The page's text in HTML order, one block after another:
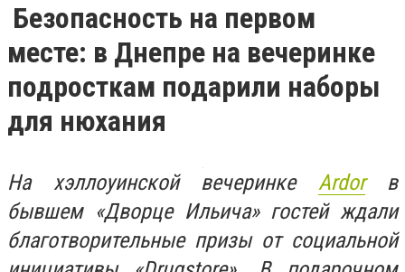
Безопасность на первом
месте: в Днепре на вечеринке
подросткам подарили наборы
для нюхания
На хэллоуинской вечеринке Ardorв
бывшем «Дворце Ильича» гостей ждали
благотворительные призы от социальной